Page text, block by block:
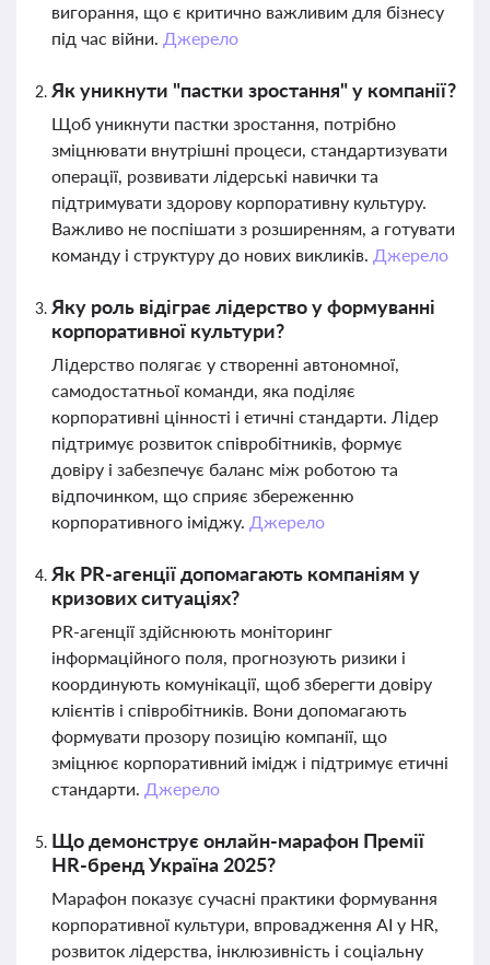
вигорання, що є критично важливим для бізнесу
під час війни. Джерело
Як уникнути "пастки зростання" у компанії?
Щоб уникнути пастки зростання, потрібно
зміцнювати внутрішні процеси, стандартизувати
операції, розвивати лідерські навички та
підтримувати здорову корпоративну культуру.
Важливо не поспішати з розширенням, а готувати
команду і структуру до нових викликів. Джерело
Яку роль відіграє лідерство у формуванні
корпоративної культури?
Лідерство полягає у створенні автономної,
самодостатньої команди, яка поділяє
корпоративні цінності і етичні стандарти. Лідер
підтримує розвиток співробітників, формує
довіру і забезпечує баланс між роботою та
відпочинком, що сприяє збереженню
корпоративного іміджу. Джерело
Як PR-агенції допомагають компаніям у
кризових ситуаціях?
PR-агенції здійснюють моніторинг
інформаційного поля, прогнозують ризики і
координують комунікації, щоб зберегти довіру
клієнтів і співробітників. Вони допомагають
формувати прозору позицію компанії, що
зміцнює корпоративний імідж і підтримує етичні
стандарти. Джерело
Що демонструє онлайн-марафон Премії
HR-бренд Україна 2025?
Марафон показує сучасні практики формування
корпоративної культури, впровадження AI у HR,
розвиток лідерства, інклюзивність і соціальну